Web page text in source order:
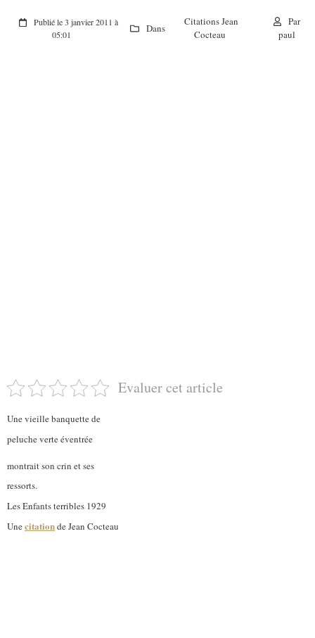
Publié le 3 janvier 2011 à
05:01
Dans
Citations Jean
Cocteau
Par
paul
Evaluer cet article
Une vieille banquette de
peluche verte éventrée
montrait son crin et ses
ressorts.
Les Enfants terribles 1929
Unecitationde Jean Cocteau